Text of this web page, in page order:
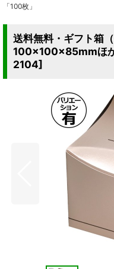
「100枚」
送料無料・ギフト箱
100×100×85mmほ
2104]